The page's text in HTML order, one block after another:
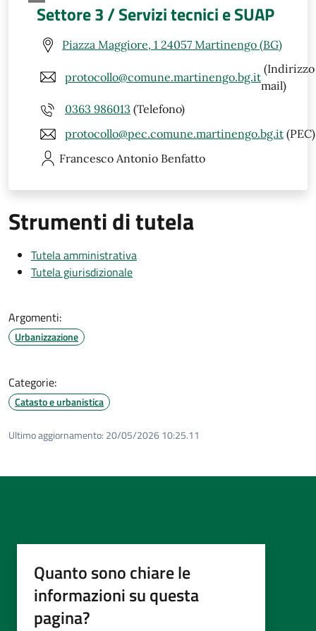
Settore 3 / Servizi tecnici e SUAP
Piazza Maggiore, 1 24057 Martinengo (BG)
protocollo@comune.martinengo.bg.it
(Indirizzo
mail)
0363 986013 (Telefono)
protocollo@pec.comune.martinengo.bg.it (PEC)
Francesco Antonio Benfatto
Strumenti di tutela
Tutela amministrativa
Tutela giurisdizionale
Argomenti:
Urbanizzazione
Categorie:
Catasto e urbanistica
Ultimo aggiornamento: 20/05/2026 10:25.11
Quanto sono chiare le
informazioni su questa
pagina?